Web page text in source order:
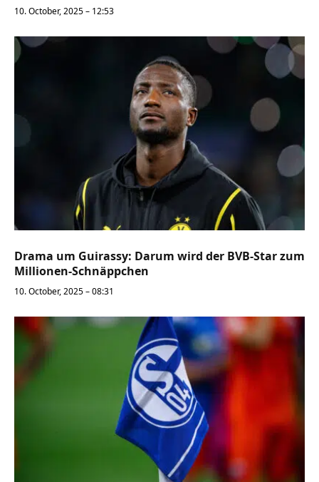
10. October, 2025 – 12:53
Drama um Guirassy: Darum wird der BVB-Star zum
Millionen-Schnäppchen
10. October, 2025 – 08:31